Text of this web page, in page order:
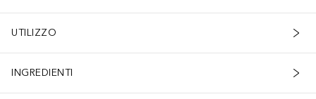
UTILIZZO
INGREDIENTI